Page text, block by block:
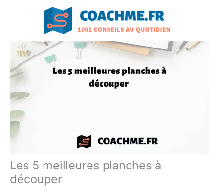
Les 5 meilleures planches à
découper